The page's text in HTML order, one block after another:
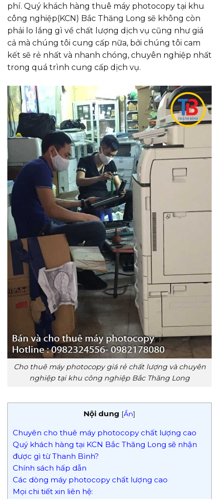
phí. Quý khách hàng thuê máy photocopy tại khu
công nghiệp(KCN) Bắc Thăng Long sẽ không còn
phải lo lắng gì về chất lượng dịch vụ cũng như giá
cả mà chúng tôi cung cấp nữa, bởi chúng tôi cam
kết sẽ rẻ nhất và nhanh chóng, chuyên nghiệp nhất
trong quá trình cung cấp dịch vụ.
Cho thuê máy photocopy giá rẻ chất lượng và chuyên
nghiệp tại khu công nghiệp Bắc Thăng Long
Nội dung [Ẩn]
Chuyên cho thuê máy photocopy chất lượng cao
Quý khách hàng tại KCN Bắc Thăng Long sẽ nhận
được gì từ Thanh Bình?
Chính sách hấp dẫn
Các dòng máy photocopy chất lượng cao
Mọi chi tiết xin liên hệ: